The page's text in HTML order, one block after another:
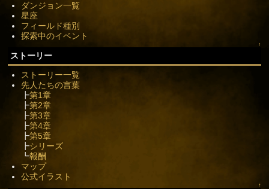
ダンジョン一覧
星座
フィールド種別
探索中のイベント
↑
ストーリー
ストーリー一覧
先人たちの言葉
┣第1章
┣第2章
┣第3章
┣第4章
┣第5章
┣シリーズ
┗報酬
マップ
公式イラスト
↑